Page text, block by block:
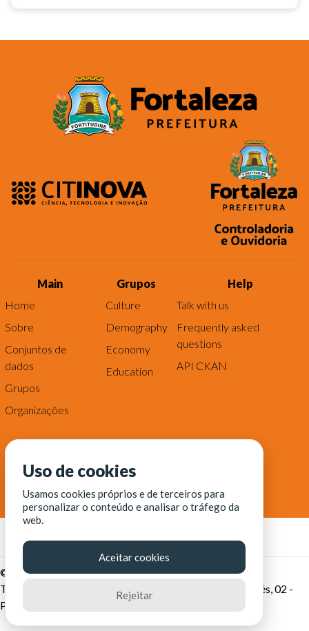
Main
Home
Sobre
Conjuntos de
dados
Grupos
Organizações
Grupos
Culture
Demography
Economy
Education
Help
Talk with us
Frequently asked
questions
API CKAN
© Fortaleza Digital || CITINOVA - Fundação de Ciência,
Tecnologia e Inovação de Fortaleza - Rua dos Tremembés, 02 -
Praia de Iracema - Fortaleza-CE
Uso de cookies
Usamos cookies próprios e de terceiros para
personalizar o conteúdo e analisar o tráfego da
web.
Aceitar cookies
Rejeitar